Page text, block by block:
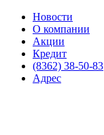
Новости
О компании
Акции
Кредит
(8362) 38-50-83
Адрес